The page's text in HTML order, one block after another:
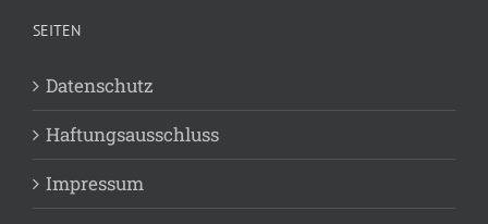
SEITEN
Datenschutz
Haftungsausschluss
Impressum